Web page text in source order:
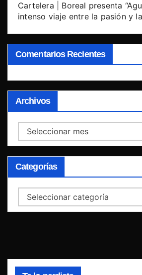
Cartelera | Boreal presenta
intenso viaje entre la pasión y
Comentarios Recientes
Archivos
Archivos
Categorías
Categorías